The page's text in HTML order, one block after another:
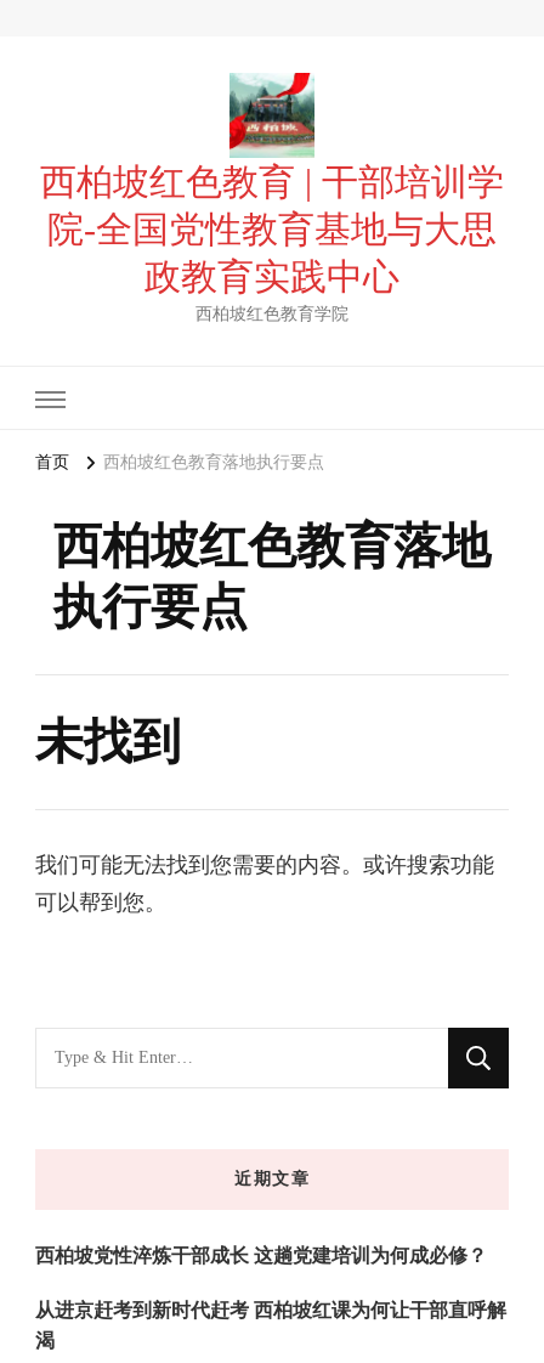
西柏坡红色教育 | 干部培训学
院-全国党性教育基地与大思
政教育实践中心
西柏坡红色教育学院
首页 西柏坡红色教育落地执行要点
西柏坡红色教育落地
执行要点
未找到
我们可能无法找到您需要的内容。或许搜索功能
可以帮到您。
找
什
近期文章
西柏坡党性淬炼干部成长 这趟党建培训为何成必修？
从进京赶考到新时代赶考 西柏坡红课为何让干部直呼解
渴